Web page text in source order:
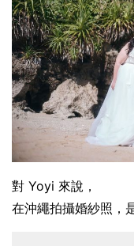
對 Yoyi 來說，
在沖繩拍攝婚紗照，